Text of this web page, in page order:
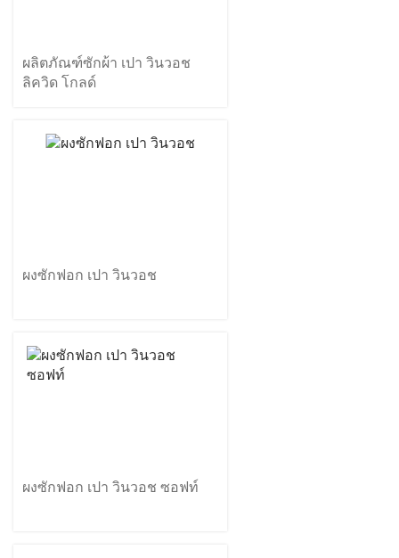
ผลิตภัณฑ์ซักผ้า เปา วินวอช
ลิควิด โกลด์
ผงซักฟอก เปา วินวอช
ผงซักฟอก เปา วินวอช ซอฟท์